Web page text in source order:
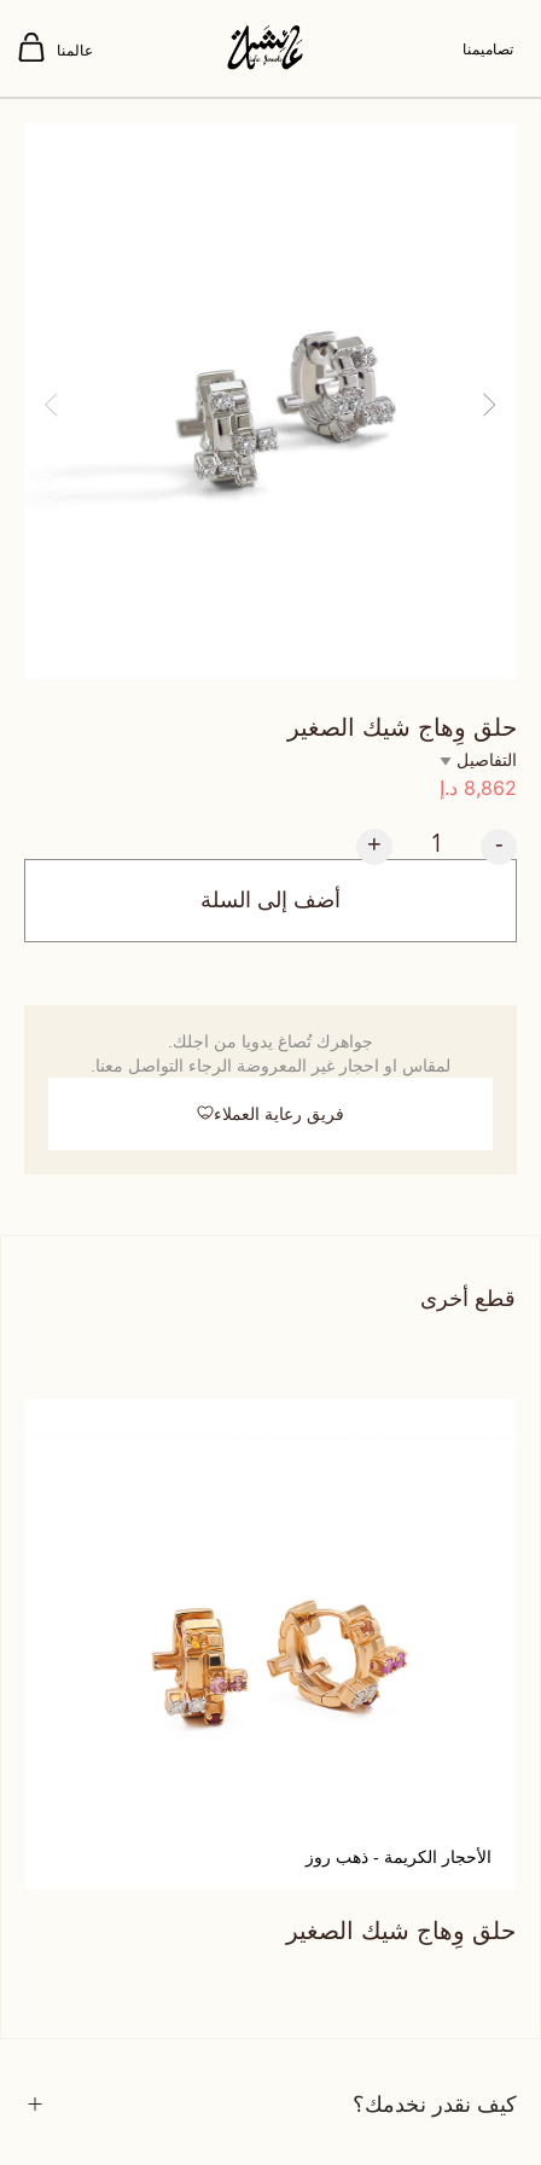
تصاميمنا عالمنا
حلق وِهاج شيك الصغير
التفاصيل
8,862 د.إ
-
+
أضف إلى السلة
جواهرك تُصاغ يدويا من اجلك.
لمقاس او احجار غير المعروضة الرجاء التواصل معنا.
فريق رعاية العملاء
قطع أخرى
الأحجار الكريمة - ذهب روز
حلق وِهاج شيك الصغير
كيف نقدر نخدمك؟